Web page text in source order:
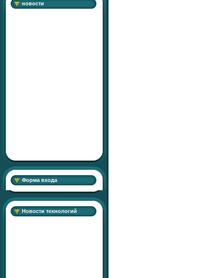
новости
Форма входа
Новости технологий